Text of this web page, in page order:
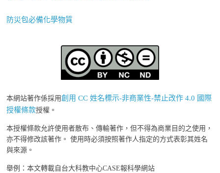
防災包必備化學物質
本網站著作係採用創用 CC 姓名標示-非商業性-禁止改作 4.0 國際
授權條款授權。
本授權條款允許使用者散布、傳輸著作，但不得為商業目的之使用，
亦不得修改該著作。 使用時必須按照著作人指定的方式表彰其姓名
與來源。
舉例：本文轉載自台大科教中心CASE報科學網站